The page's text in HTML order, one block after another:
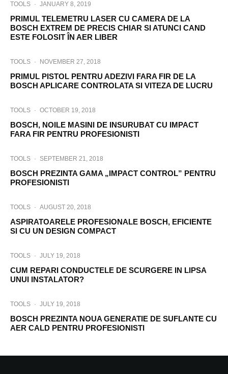
TOOLS · JANUARY 8, 2019
PRIMUL TELEMETRU LASER CU CAMERA DE LA
BOSCH EXTREM DE PRECIS CHIAR SI ATUNCI CAND
ESTE FOLOSIT ÎN AER LIBER
TOOLS · NOVEMBER 27, 2018
PRIMUL PISTOL PENTRU ADEZIVI FARA FIR DE LA
BOSCH APLICARE CONTROLATA SI VITEZA DE LUCRU
TOOLS · OCTOBER 19, 2018
BOSCH, NOILE MASINI DE INSURUBAT CU IMPACT
FARA FIR PENTRU PROFESIONISTI
TOOLS · SEPTEMBER 21, 2018
BOSCH PREZINTA GAMA „IMPACT CONTROL” PENTRU
PROFESIONISTI
TOOLS · AUGUST 20, 2018
ASPIRATOARELE PROFESIONALE BOSCH, EFICIENTE
SI CU UN DESIGN COMPACT
TOOLS · JULY 19, 2018
CUM REPARI CONDUCTELE DE SCURGERE IN LIPSA
UNUI INSTALATOR?
TOOLS · JULY 19, 2018
BOSCH PREZINTA NOUA GENERATIE DE SUFLANTE CU
AER CALD PENTRU PROFESIONISTI